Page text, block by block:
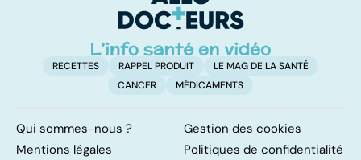
RECETTES RAPPEL PRODUIT
LE MAG DE LA SANTÉ
CANCER
MÉDICAMENTS
Qui sommes-nous ?
Gestion des cookies
Mentions légales
Politiques de confidentialité